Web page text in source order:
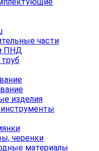
части
ПНД
изделия
черенки
материалы